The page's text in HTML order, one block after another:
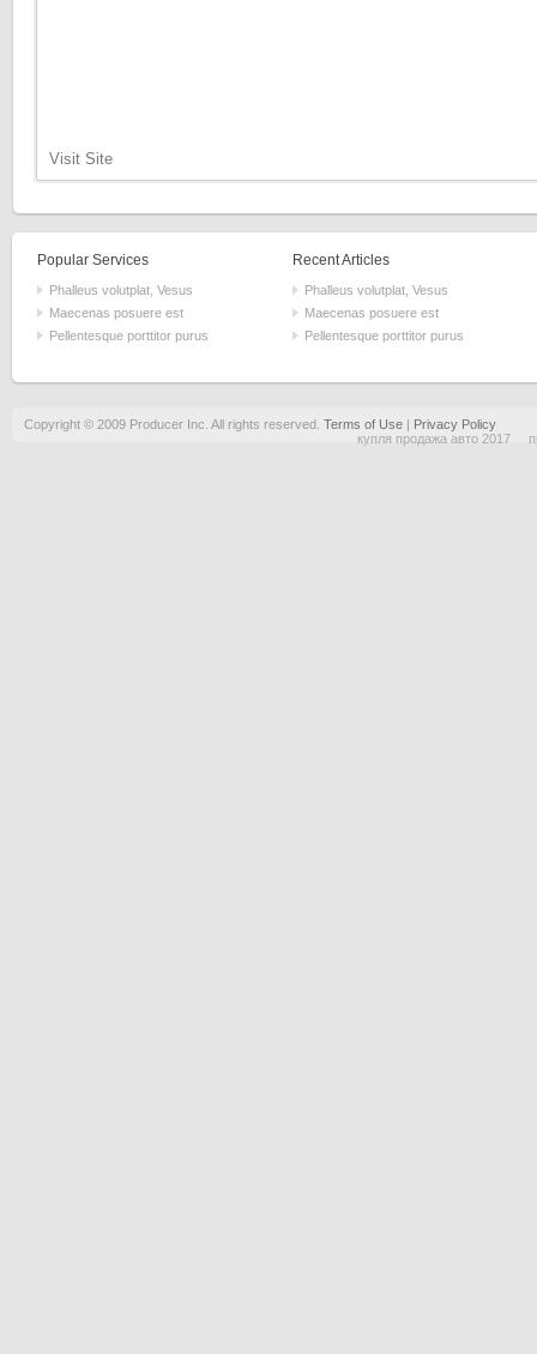
Visit Site
Popular Services
Phalleus volutplat, Vesus
Maecenas posuere est
Pellentesque porttitor purus
Recent Articles
Phalleus volutplat, Vesus
Maecenas posuere est
Pellentesque porttitor purus
Copyright © 2009 Producer Inc. All rights reserved. Terms of Use| Privacy Policy
купля продажа авто 2017